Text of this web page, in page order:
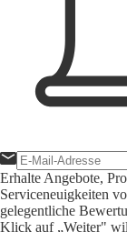
Erhalte Angebote,
Serviceneuigkeiten
gelegentliche
Klick auf „Weiter"